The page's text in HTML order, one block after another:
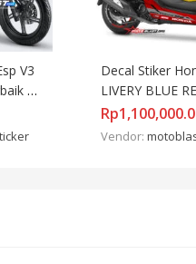
V3
Decal Stiker
LIVERY BLUE
Rp
Vendor: